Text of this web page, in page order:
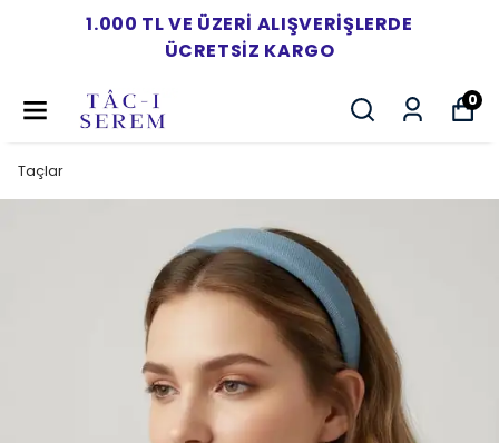
1.000 TL VE ÜZERI ALIŞVERIŞLERDE
ÜCRETSIZ KARGO
0
Taçlar